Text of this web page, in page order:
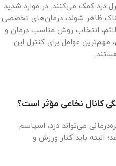
درد کمک می‌کنند. در موارد شدید
ظاهر شوند، درمان‌های تخصصی
انتخاب روش مناسب درمان و
مهم‌ترین عوامل برای کنترل این
کانال نخاعی مؤثر است؟
می‌تواند درد، اسپاسم
البته باید کنار ورزش و